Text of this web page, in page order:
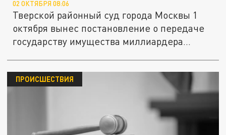
02 ОКТЯБРЯ 08:06
Тверской районный суд города Москвы 1
октября вынес постановление о передаче
государству имущества миллиардера...
ПРОИСШЕСТВИЯ